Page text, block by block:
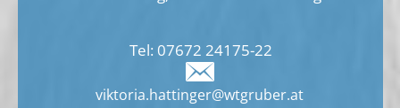
Tel: 07672 24175-22
viktoria.hattinger@wtgruber.at